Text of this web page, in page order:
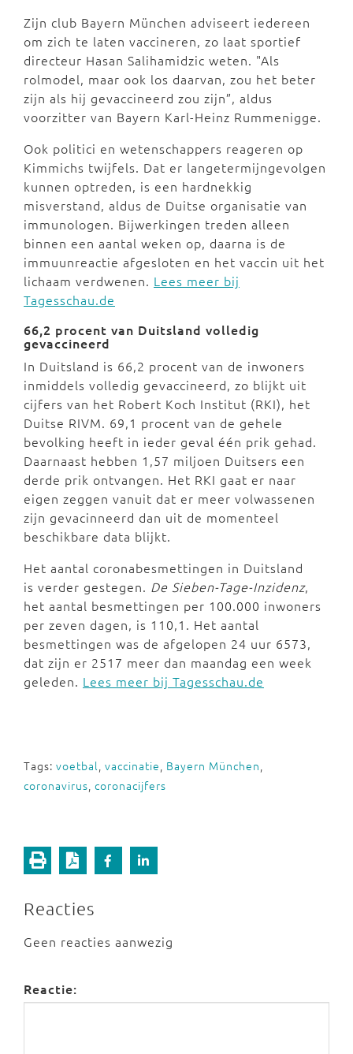
Zijn club Bayern München adviseert iedereen
om zich te laten vaccineren, zo laat sportief
directeur Hasan Salihamidzic weten. "Als
rolmodel, maar ook los daarvan, zou het beter
zijn als hij gevaccineerd zou zijn”, aldus
voorzitter van Bayern Karl-Heinz Rummenigge.
Ook politici en wetenschappers reageren op
Kimmichs twijfels. Dat er langetermijngevolgen
kunnen optreden, is een hardnekkig
misverstand, aldus de Duitse organisatie van
immunologen. Bijwerkingen treden alleen
binnen een aantal weken op, daarna is de
immuunreactie afgesloten en het vaccin uit het
lichaam verdwenen. Lees meer bij
Tagesschau.de
66,2 procent van Duitsland volledig
gevaccineerd
In Duitsland is 66,2 procent van de inwoners
inmiddels volledig gevaccineerd, zo blijkt uit
cijfers van het Robert Koch Institut (RKI), het
Duitse RIVM. 69,1 procent van de gehele
bevolking heeft in ieder geval één prik gehad.
Daarnaast hebben 1,57 miljoen Duitsers een
derde prik ontvangen. Het RKI gaat er naar
eigen zeggen vanuit dat er meer volwassenen
zijn gevacinneerd dan uit de momenteel
beschikbare data blijkt.
Het aantal coronabesmettingen in Duitsland
is verder gestegen. De Sieben-Tage-Inzidenz,
het aantal besmettingen per 100.000 inwoners
per zeven dagen, is 110,1. Het aantal
besmettingen was de afgelopen 24 uur 6573,
dat zijn er 2517 meer dan maandag een week
geleden. Lees meer bij Tagesschau.de
Tags: voetbal, vaccinatie, Bayern München,
coronavirus, coronacijfers
Reacties
Geen reacties aanwezig
Reactie: